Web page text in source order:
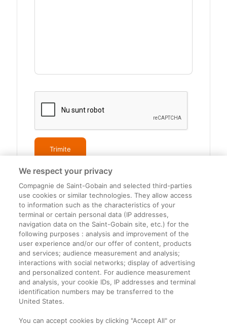
Informații legale
Termeni și condiții
Companie
Despre noi
Contact
We respect your privacy
Compagnie de Saint-Gobain and selected third-parties
use cookies or similar technologies. They allow access
to information such as the characteristics of your
terminal or certain personal data (IP addresses,
navigation data on the Saint-Gobain site, etc.) for the
following purposes : analysis and improvement of the
user experience and/or our offer of content, products
and services; audience measurement and analysis;
interactions with social networks; display of advertising
and personalized content. For audience measurement
and analysis, your cookie IDs, IP addresses and terminal
identification numbers may be transferred to the
United States.
You can accept cookies by clicking "Accept All" or